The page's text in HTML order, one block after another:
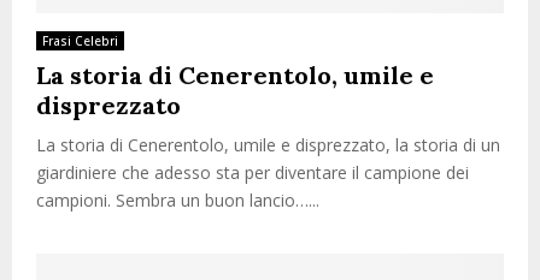
Frasi Celebri
La storia di Cenerentolo, umile e
disprezzato
La storia di Cenerentolo, umile e disprezzato, la storia di un
giardiniere che adesso sta per diventare il campione dei
campioni. Sembra un buon lancio…...